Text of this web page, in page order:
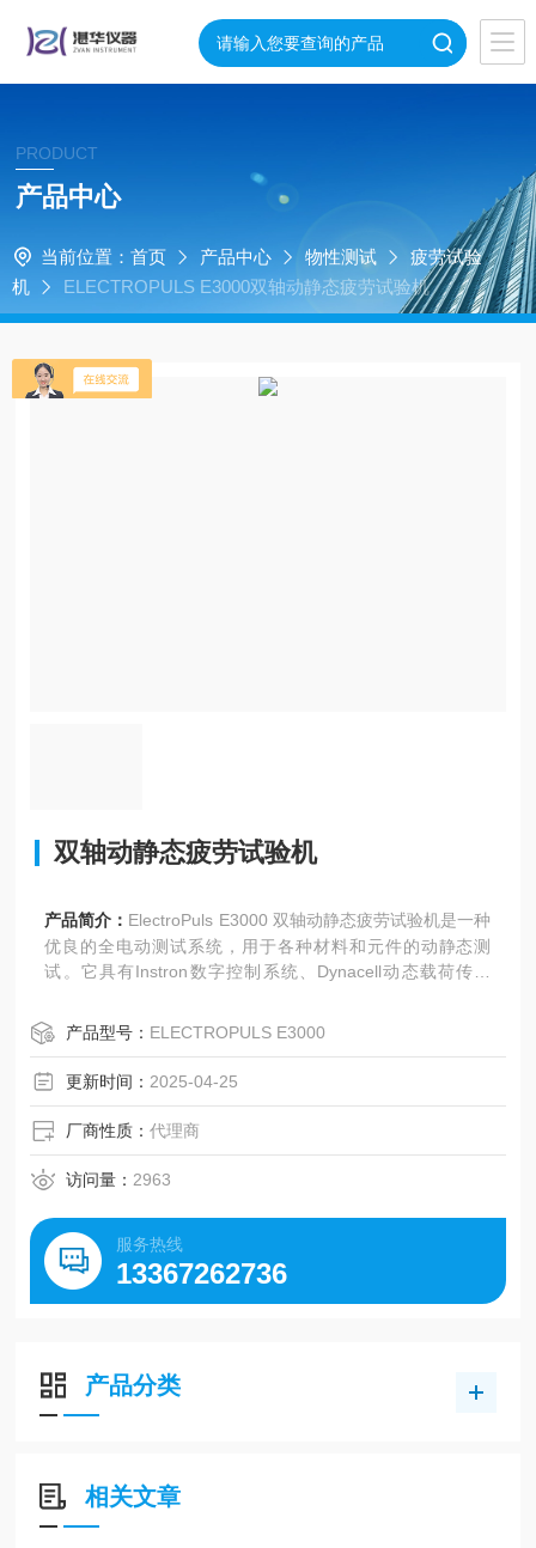
PRODUCT
产品中心
当前位置： 首页 产品中心 物性测试
疲劳试验
机
ELECTROPULS E3000双轴动静态疲劳试验机
双轴动静态疲劳试验机
产品简介： ElectroPuls E3000 双轴动静态疲劳试验机是一种
优良的全电动测试系统，用于各种材料和元件的动静态测
试。它具有Instron数字控制系统、Dynacell动态载荷传感
技术，电动升降的横梁、用于灵活装配的T型槽以及更多其他
以用户为导向的特性。E3000 使用单相电源供电，无需额外
的气源、油源以及外接水冷等。
产品型号： ELECTROPULS E3000
更新时间： 2025-04-25
厂商性质：代理商
访问量： 2963
服务热线
13367262736
产品分类
相关文章